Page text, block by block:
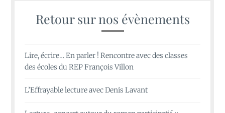
Retour sur nos évènements
Lire, écrire… En parler ! Rencontre avec des classes
des écoles du REP François Villon
L’Effrayable lecture avec Denis Lavant